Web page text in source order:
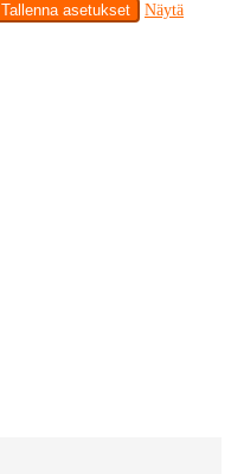
Tallenna asetukset
Näytä